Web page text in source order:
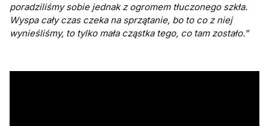
poradziliśmy sobie jednak z ogromem tłuczonego szkła.
Wyspa cały czas czeka na sprzątanie, bo to co z niej
wynieśliśmy, to tylko mała cząstka tego, co tam zostało.”